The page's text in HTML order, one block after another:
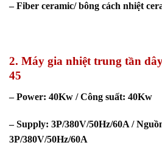
– Fiber ceramic/ bông cách nhiệt
2. Máy gia nhiệt trung tần
45
– Power: 40Kw / Công suất: 40Kw
– Supply: 3P/380V/50Hz/60A /
3P/380V/50Hz/60A